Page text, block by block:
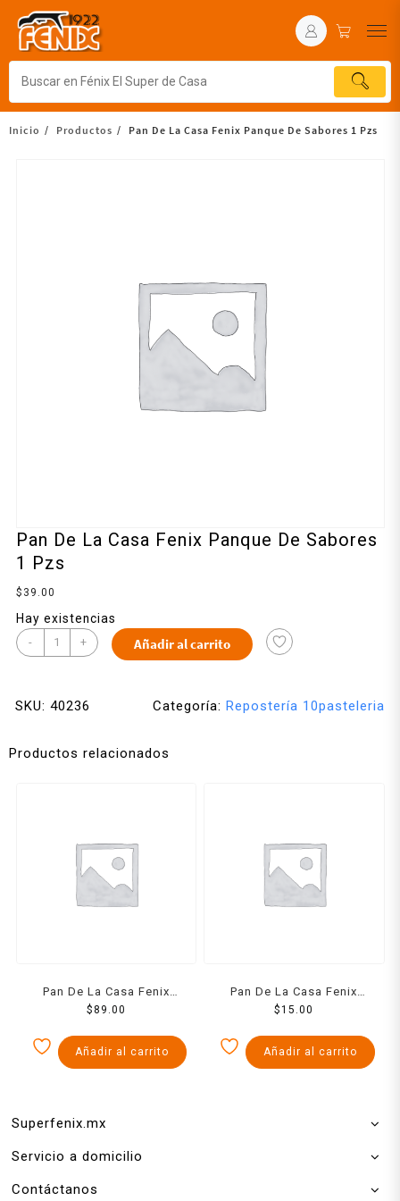
Inicio Productos Pan De La Casa Fenix Panque De Sabores 1 Pzs
Pan De La Casa Fenix Panque De Sabores
1 Pzs
$ 39.00
Hay existencias
- + Añadir al carrito
SKU: 40236 Categoría: Repostería 10pasteleria
Productos relacionados
Pan De La Casa Fenix
Rosca De Nuez 1 Pzs
$ 89.00
Añadir al carrito
Pan De La Casa Fenix
Pinguinos 1 Pzs
$15.00
Añadir al carrito
Superfenix.mx
Servicio a domicilio
Contáctanos